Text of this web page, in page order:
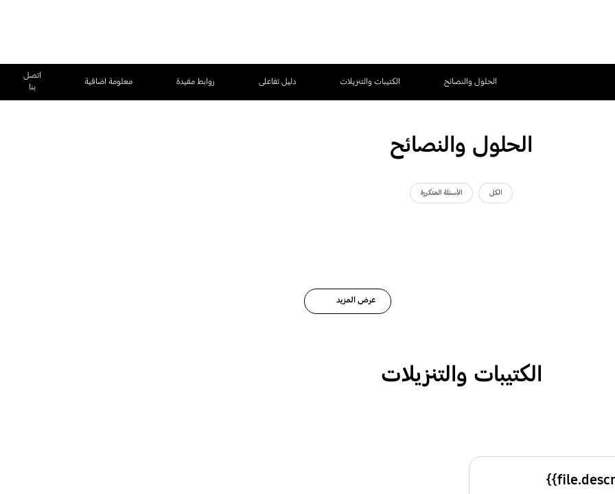
الحلول والنصائح الكتيبات والتنزيلات دليل تفاعلى روابط مفيدة معلومة اضافية
اتصل
بنا
الحلول والنصائح
الكل الأسئلة المتكررة
عرض المزيد
الكتيبات والتنزيلات